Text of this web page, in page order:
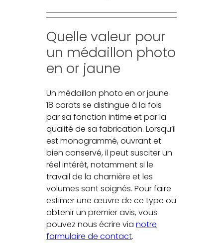
Quelle valeur pour
un médaillon photo
en or jaune
Un médaillon photo en or jaune
18 carats se distingue à la fois
par sa fonction intime et par la
qualité de sa fabrication. Lorsqu’il
est monogrammé, ouvrant et
bien conservé, il peut susciter un
réel intérêt, notamment si le
travail de la charnière et les
volumes sont soignés. Pour faire
estimer une œuvre de ce type ou
obtenir un premier avis, vous
pouvez nous écrire vianotre
formulaire de contact.